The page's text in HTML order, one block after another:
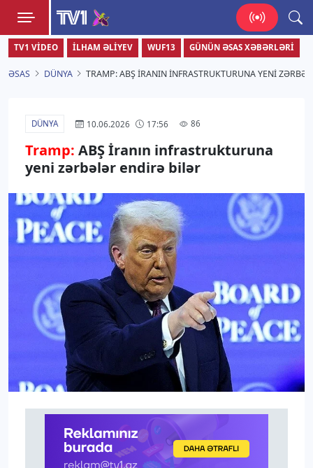
TV1
Zamanı bizimlə yaşa!
TV1 VIDEO İLHAM ƏLIYEV WUF13 GÜNÜN ƏSAS XƏBƏRLƏRI
ƏSAS DÜNYA TRAMP: ABŞ İRANIN INFRASTRUKTURUNA YENI
DÜNYA 10.06.2026 17:56 86
Tramp: ABŞ İranın infrastrukturuna
yeni zərbələr endirə bilər